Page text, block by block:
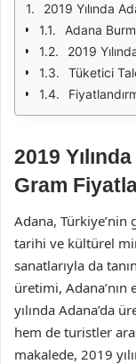
2019 Yılında
Adana
2019
Tüketici
2019
Gram
Adana,
tarihi ve kültürel
sanatlarıyla da
üretimi,
yılında Adana’da
hem de turistler
makalede, 2019